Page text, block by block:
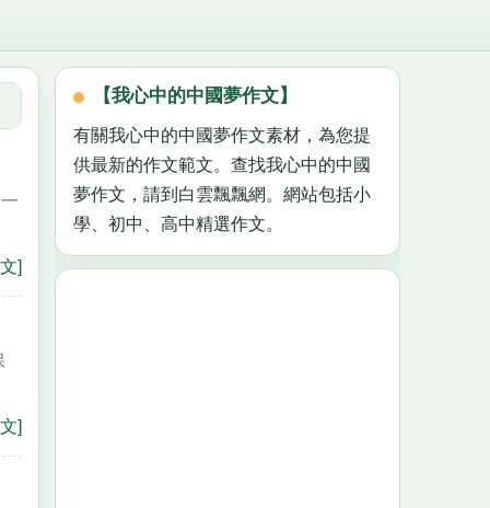
]
]
【我心中的中國夢作文】
有關我心中的中國夢作文素材，為您提
供最新的作文範文。查找我心中的中國
夢作文，請到白雲飄飄網。網站包括小
學、初中、高中精選作文。